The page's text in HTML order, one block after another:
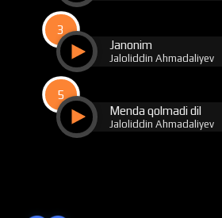
3
Janonim
Jaloliddin Ahmadaliyev
5
Menda qolmadi dil
Jaloliddin Ahmadaliyev